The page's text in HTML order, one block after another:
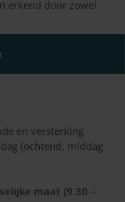
erkend door zowel
en versterking
(ochtend, middag
maat (9.30 –